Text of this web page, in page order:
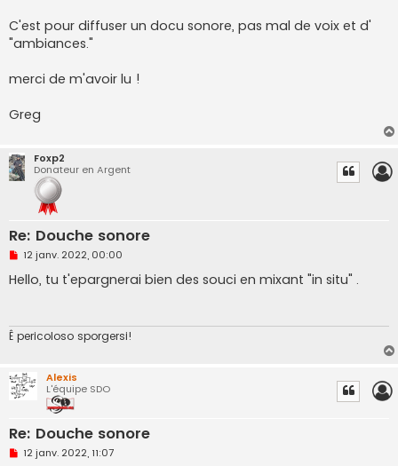
C'est pour diffuser un docu sonore, pas mal de voix et d'
"ambiances."
merci de m'avoir lu !
Greg
Foxp2
Donateur en Argent
Re: Douche sonore
M
s
s
e
n
u
12 janv. 2022, 00:00
Hello, tu t'epargnerai bien des souci en mixant "in situ" .
Ê pericoloso sporgersi!
Alexis
L'équipe SDO
Re: Douche sonore
M
12 janv. 2022, 11:07